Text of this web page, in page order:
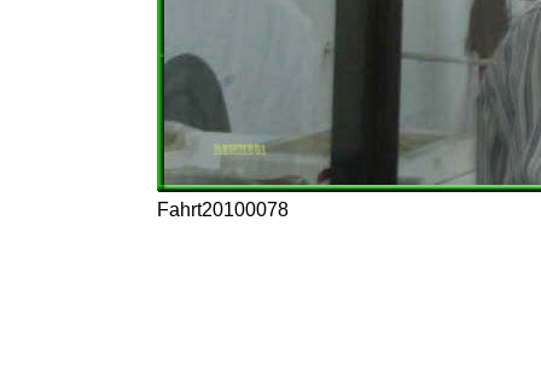
Fahrt20100078